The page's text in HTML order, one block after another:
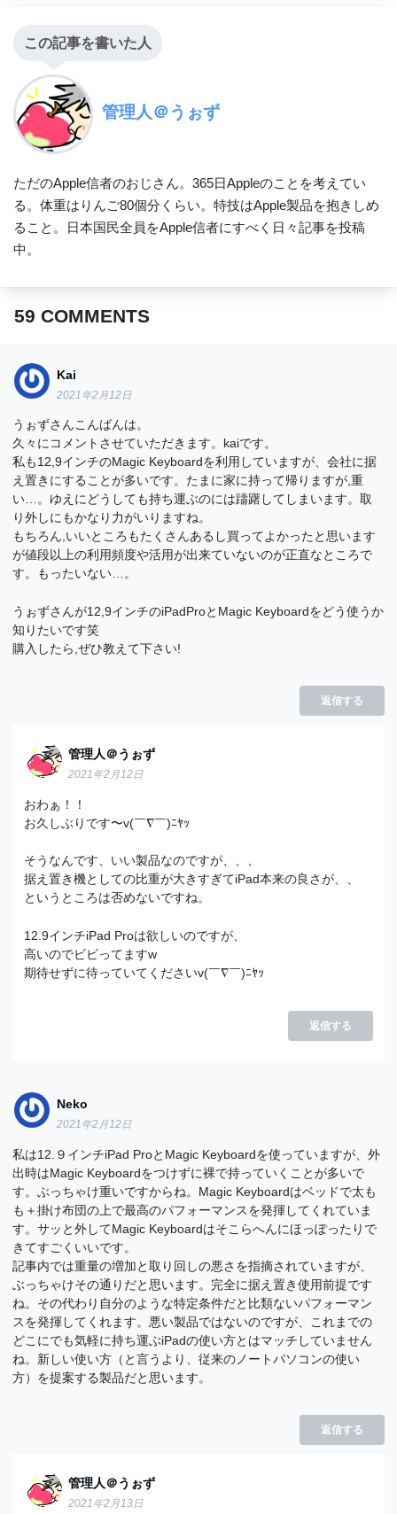
この記事を書いた人
管理人＠うぉず
ただのApple信者のおじさん。365日Appleのことを考えてい
る。体重はりんご80個分くらい。特技はApple製品を抱きしめ
ること。日本国民全員をApple信者にすべく日々記事を投稿
中。
59 COMMENTS
Kai
2021年2月12日
うぉずさんこんばんは。
久々にコメントさせていただきます。kaiです。
私も12,9インチのMagic Keyboardを利用していますが、会社に据
え置きにすることが多いです。たまに家に持って帰りますが,重
い…。ゆえにどうしても持ち運ぶのには躊躇してしまいます。取
り外しにもかなり力がいりますね。
もちろん,いいところもたくさんあるし買ってよかったと思います
が値段以上の利用頻度や活用が出来ていないのが正直なところで
す。もったいない…。
うぉずさんが12,9インチのiPadProとMagic Keyboardをどう使うか
知りたいです笑
購入したら,ぜひ教えて下さい!
返信する
管理人＠うぉず
2021年2月12日
おわぁ！！
お久しぶりです〜v(￣∇￣)ﾆﾔｯ
そうなんです、いい製品なのですが、、、
据え置き機としての比重が大きすぎてiPad本来の良さが、、
というところは否めないですね。
12.9インチiPad Proは欲しいのですが、
高いのでビビってますw
期待せずに待っていてくださいv(￣∇￣)ﾆﾔｯ
返信する
Neko
2021年2月12日
私は12.９インチiPad ProとMagic Keyboardを使っていますが、外
出時はMagic Keyboardをつけずに裸で持っていくことが多いで
す。ぶっちゃけ重いですからね。Magic Keyboardはベッドで太も
も＋掛け布団の上で最高のパフォーマンスを発揮してくれていま
す。サッと外してMagic Keyboardはそこらへんにほっぽったりで
きてすごくいいです。
記事内では重量の増加と取り回しの悪さを指摘されていますが、
ぶっちゃけその通りだと思います。完全に据え置き使用前提です
ね。その代わり自分のような特定条件だと比類ないパフォーマン
スを発揮してくれます。悪い製品ではないのですが、これまでの
どこにでも気軽に持ち運ぶiPadの使い方とはマッチしていません
ね。新しい使い方（と言うより、従来のノートパソコンの使い
方）を提案する製品だと思います。
返信する
管理人＠うぉず
2021年2月13日